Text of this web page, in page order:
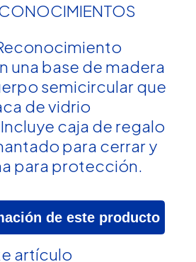
una base de madera
semicircular que
de vidrio
caja de regalo
para cerrar y
para protección.
de este producto
artículo